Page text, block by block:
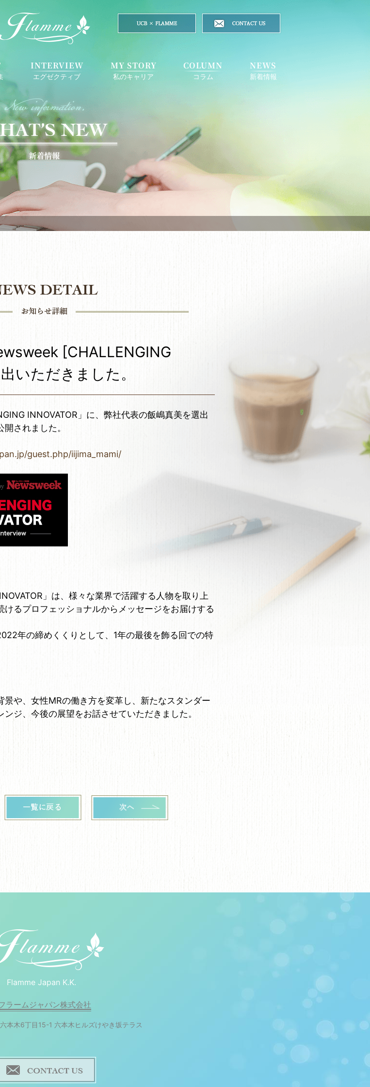
INTERVIEW
エグゼクティブ
MY STORY
私のキャリア
COLUMN
コラム
NEWS
新着情報
[CHALLENGING
いただきました。
INNOVATOR」に、弊社代表の飯嶋真美を選出
されました。
guest.php/iijima_mami/
」は、様々な業界で活躍する人物を取り上
るプロフェッショナルからメッセージをお届けする
年の締めくくりとして、1年の最後を飾る回での特
景や、女性MRの働き方を変革し、新たなスタンダー
ジ、今後の展望をお話させていただきました。
Flamme Japan K.K.
ラームジャパン株式会社
本木6丁目15-1 六本木ヒルズけやき坂テラス